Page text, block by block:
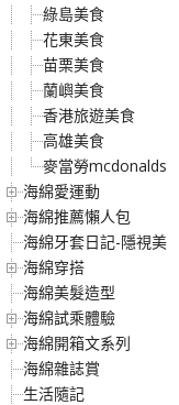
綠島美食
花東美食
苗栗美食
蘭嶼美食
香港旅遊美食
高雄美食
麥當勞mcdonalds
海綿愛運動
海綿推薦懶人包
海綿牙套日記-隱視美
海綿穿搭
海綿美髮造型
海綿試乘體驗
海綿開箱文系列
海綿雜誌賞
生活隨記